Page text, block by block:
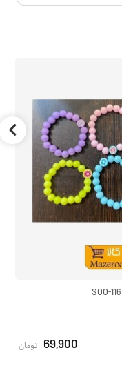
69,900 تومان